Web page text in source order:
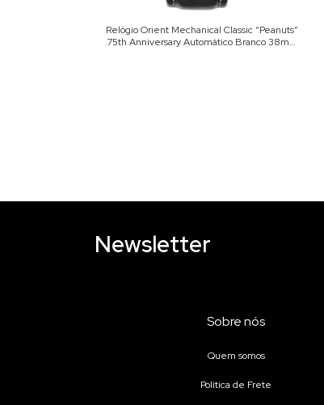
Relógio Orient Mechanical Classic “Peanuts”
75th Anniversary Automático Branco 38mm
Newsletter
Sobre nós
Quem somos
Política de Frete